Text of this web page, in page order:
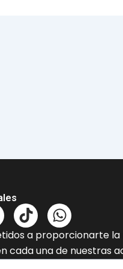
T
i
k
t
W
h
a
t
a proporcionarte la
cada una de nuestras